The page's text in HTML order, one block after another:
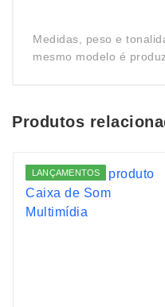
Medidas, peso e
mesmo modelo é
Produtos
LANÇAMENTOS